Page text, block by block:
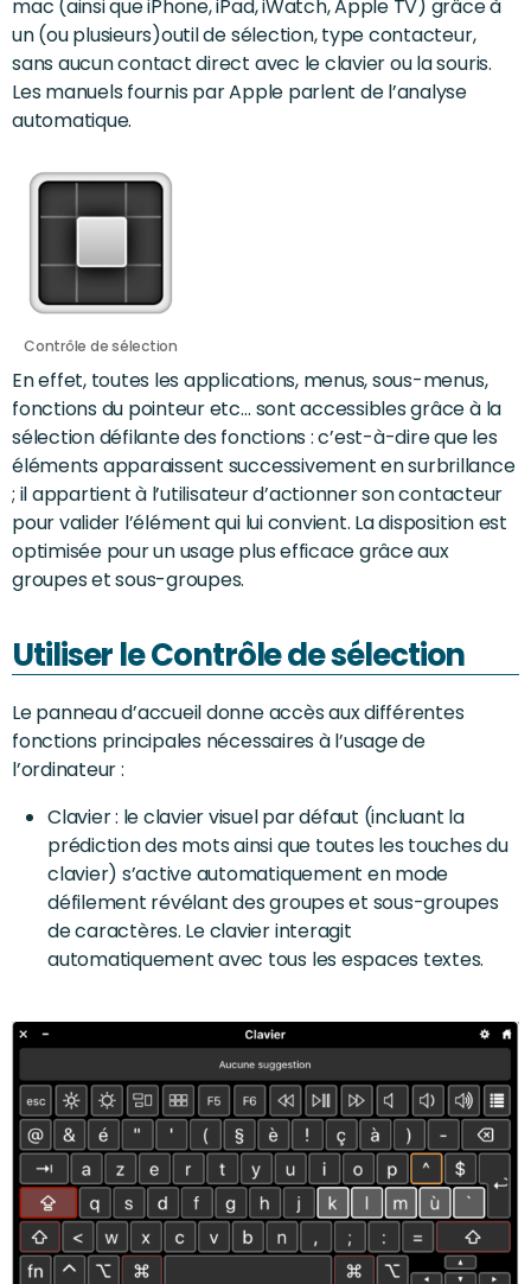
mac (ainsi que iPhone, iPad, iWatch, Apple TV) grâce à
un (ou plusieurs)outil de sélection, type contacteur,
sans aucun contact direct avec le clavier ou la souris.
Les manuels fournis par Apple parlent de l’analyse
automatique.
Contrôle de sélection
En effet, toutes les applications, menus, sous-menus,
fonctions du pointeur etc… sont accessibles grâce à la
sélection défilante des fonctions : c’est-à-dire que les
éléments apparaissent successivement en surbrillance
; il appartient à l’utilisateur d’actionner son contacteur
pour valider l’élément qui lui convient. La disposition est
optimisée pour un usage plus efficace grâce aux
groupes et sous-groupes.
Utiliser le Contrôle de sélection
Le panneau d’accueil donne accès aux différentes
fonctions principales nécessaires à l’usage de
l’ordinateur :
Clavier : le clavier visuel par défaut (incluant la
prédiction des mots ainsi que toutes les touches du
clavier) s’active automatiquement en mode
défilement révélant des groupes et sous-groupes
de caractères. Le clavier interagit
automatiquement avec tous les espaces textes.